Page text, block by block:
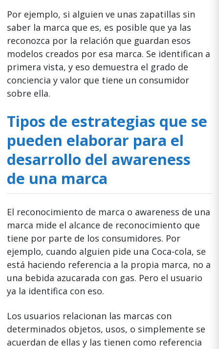
Por ejemplo, si alguien ve unas zapatillas sin
saber la marca que es, es posible que ya las
reconozca por la relación que guardan esos
modelos creados por esa marca. Se identifican a
primera vista, y eso demuestra el grado de
conciencia y valor que tiene un consumidor
sobre ella.
Tipos de estrategias que se
pueden elaborar para el
desarrollo del awareness
de una marca
El reconocimiento de marca o awareness de una
marca mide el alcance de reconocimiento que
tiene por parte de los consumidores. Por
ejemplo, cuando alguien pide una Coca-cola, se
está haciendo referencia a la propia marca, no a
una bebida azucarada con gas. Pero el usuario
ya la identifica con eso.
Los usuarios relacionan las marcas con
determinados objetos, usos, o simplemente se
acuerdan de ellas y las tienen como referencia